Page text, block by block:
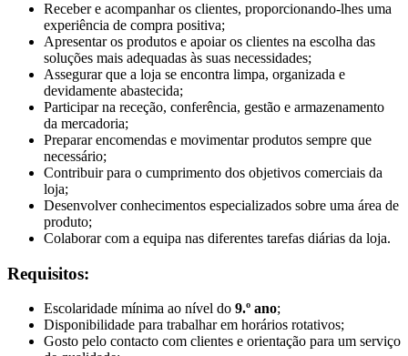
Receber e acompanhar os clientes, proporcionando-lhes uma
experiência de compra positiva;
Apresentar os produtos e apoiar os clientes na escolha das
soluções mais adequadas às suas necessidades;
Assegurar que a loja se encontra limpa, organizada e
devidamente abastecida;
Participar na receção, conferência, gestão e armazenamento
da mercadoria;
Preparar encomendas e movimentar produtos sempre que
necessário;
Contribuir para o cumprimento dos objetivos comerciais da
loja;
Desenvolver conhecimentos especializados sobre uma área de
produto;
Colaborar com a equipa nas diferentes tarefas diárias da loja.
Requisitos:
Escolaridade mínima ao nível do 9.º ano;
Disponibilidade para trabalhar em horários rotativos;
Gosto pelo contacto com clientes e orientação para um serviço